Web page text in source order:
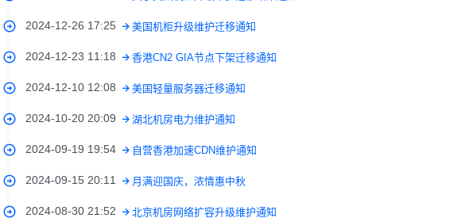
2024-12-26 17:25 美国机柜升级维护迁移通知
2024-12-23 11:18 香港CN2 GIA节点下架迁移通知
2024-12-10 12:08 美国轻量服务器迁移通知
2024-10-20 20:09 湖北机房电力维护通知
2024-09-19 19:54 自营香港加速CDN维护通知
2024-09-15 20:11 月满迎国庆，浓情惠中秋
2024-08-30 21:52 北京机房网络扩容升级维护通知